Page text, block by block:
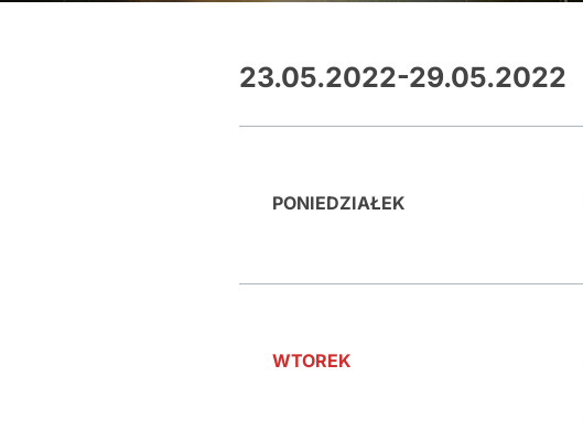
23.05.2022-29.05.2022
PONIEDZIAŁEK
WTOREK